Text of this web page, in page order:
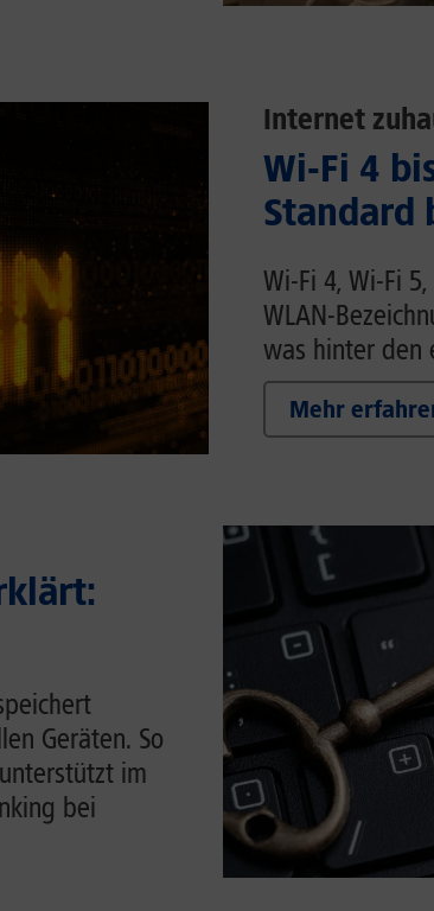
Internet
Wi-Fi 4
Standard
Wi-Fi 4, Wi-Fi
WLAN-
was hinter den
Mehr
Geräten. So
im
bei